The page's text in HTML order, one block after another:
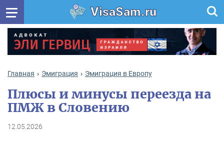
VisaSam.ru
Главная Эмиграция Эмиграция в Европу
Плюсы и минусы переезда на
ПМЖ в Словению
12.05.2026